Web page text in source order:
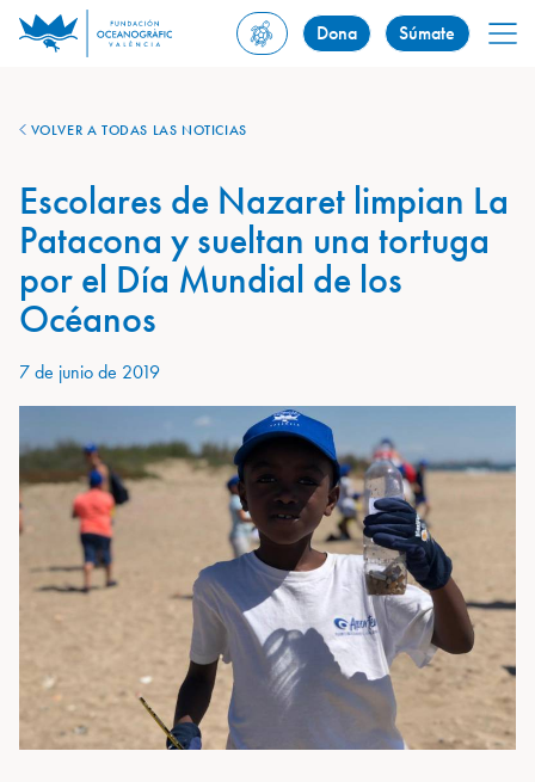
Dona Súmate
VOLVER A TODAS LAS NOTICIAS
Escolares de Nazaret limpian La
Patacona y sueltan una tortuga
por el Día Mundial de los
Océanos
7 de junio de 2019